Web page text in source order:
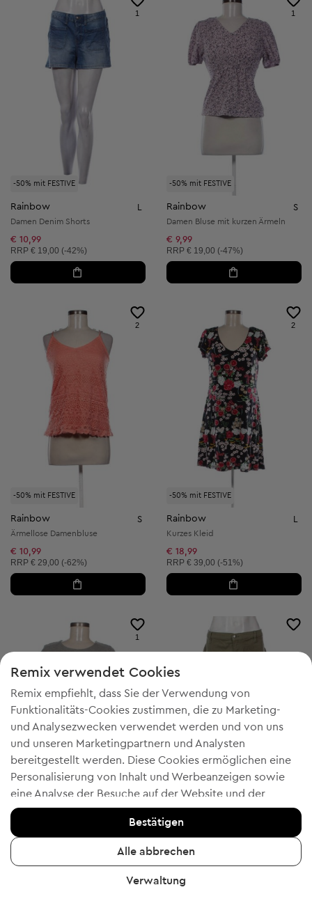
-50% mit FESTIVE
1
Rainbow L
Damen Denim Shorts
€ 10,99
Unverbindliche Preisempfehlung:
RRP € 19,00 (-42%)
-50% mit FESTIVE
1
Rainbow S
Damen Bluse mit kurzen Ärmeln
€ 9,99
Unverbindliche Preisempfehlung:
RRP € 19,00 (-47%)
-50% mit FESTIVE
2
Rainbow S
Ärmellose Damenbluse
€ 10,99
Unverbindliche Preisempfehlung:
RRP € 29,00 (-62%)
-50% mit FESTIVE
2
Rainbow
Kurzes Kleid
€ 18,99
Unverbindliche Preisempfehlung:
RRP € 39,00 (-51%)
-50% mit FESTIVE
1
Rainbow
Damen Bluse mit kurzen Ärmeln
€ 7,99
-50% mit FESTIVE
Rainbow
Damenhosen
Remix verwendet Cookies
Remix empfiehlt, dass Sie der Verwendung von
Funktionalitäts-Cookies zustimmen, die zu Marketing-
und Analysezwecken verwendet werden und von uns
und unseren Marketingpartnern und Analysten
bereitgestellt werden. Diese Cookies ermöglichen eine
Personalisierung von Inhalt und Werbeanzeigen sowie
eine Analyse der Besuche auf der Website und der
mobilen App - Informationen, die uns helfen, Ihnen
Produkte zu zeigen, die Ihnen gefallen könnten. Wenn Sie
einverstanden sind, bestätigen Sie dies bitte, indem Sie
auf die Schaltfläche "Ja, ich stimme zu" klicken.
Um weitere Informationen zu erhalten, klicken Sie bitte
Bestätigen
Alle abbrechen
Verwaltung